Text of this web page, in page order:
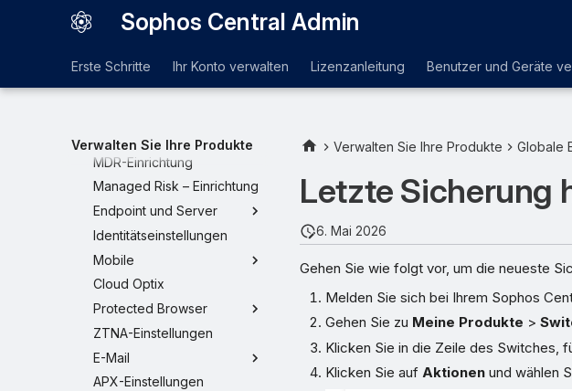
Sophos Central Admin
Erste Schritte Ihr Konto verwalten Lizenzanleitung Benutzer und Geräte
Verwalten Sie Ihre Produkte
Protokolle und Berichte
Globale Einstellungen
Plattform
Zugriffskontrolle
Produkte und Services
MDR-Einrichtung
Managed Risk – Einrichtung
Endpoint und Server
Identitätseinstellungen
Mobile
Cloud Optix
Protected Browser
ZTNA-Einstellungen
E-Mail
APX-Einstellungen
Verwalten Sie Ihre Produkte Globale
Letzte Sicherung
6. Mai 2026
Gehen Sie wie folgt vor, um die neueste
Melden Sie sich bei Ihrem Sophos
Gehen Sie zu Meine Produkte >
Klicken Sie in die Zeile des Switches,
Klicken Sie aufAktionen und wählen